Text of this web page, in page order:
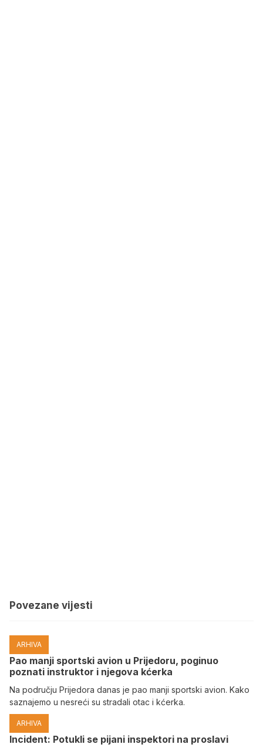
Povezane vijesti
ARHIVA
Pao manji sportski avion u Prijedoru, poginuo
poznati instruktor i njegova kćerka
Na području Prijedora danas je pao manji sportski avion. Kako
saznajemo u nesreći su stradali otac i kćerka.
ARHIVA
Incident: Potukli se pijani inspektori na proslavi